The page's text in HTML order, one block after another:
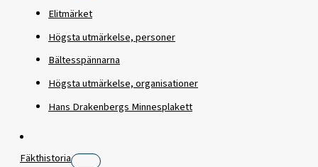
Elitmärket
Högsta utmärkelse, personer
Bältesspännarna
Högsta utmärkelse, organisationer
Hans Drakenbergs Minnesplakett
Fäkthistoria